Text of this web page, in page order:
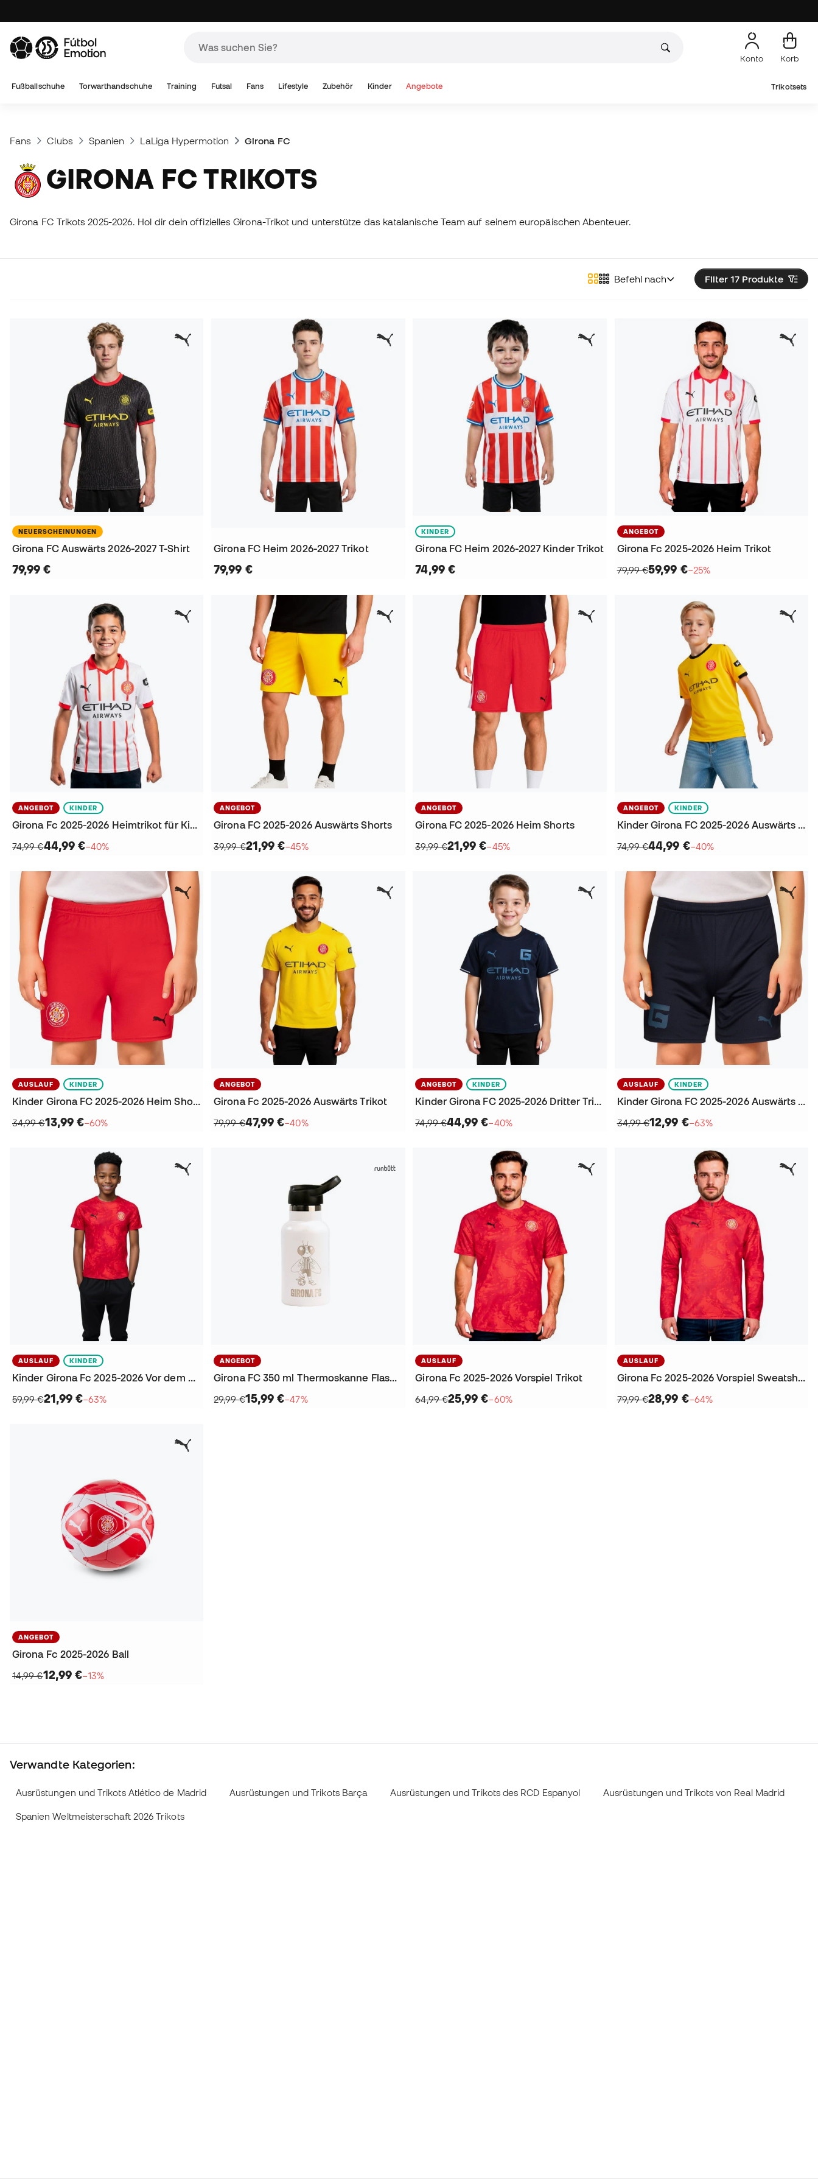
Konto Korb
Fußballschuhe Torwarthandschuhe Training Futsal Fans Lifestyle Zubehör Kinder Angebote Trikotsets
Fans Clubs Spanien LaLiga Hypermotion Girona FC
GIRONA FC TRIKOTS
Girona FC Trikots 2025-2026. Hol dir dein offizielles Girona-Trikot und unterstütze das katalanische Team auf seinem europäischen Abenteuer.
Filter 17 Produkte
Befehl nach
NEUERSCHEINUNGEN
Girona FC Auswärts 2026-2027 T-Shirt
79,99 €
Girona FC Heim 2026-2027 Trikot
79,99 €
KINDER
Girona FC Heim 2026-2027 Kinder Trikot
74,99 €
ANGEBOT
Girona Fc 2025-2026 Heim Trikot
79,99 €59,99 €−25%
ANGEBOT KINDER
Girona Fc 2025-2026 Heimtrikot für Kinder Trikot
74,99 €44,99 €−40%
ANGEBOT
Girona FC 2025-2026 Auswärts Shorts
39,99 €21,99 €−45%
ANGEBOT
Girona FC 2025-2026 Heim Shorts
39,99 €21,99 €−45%
ANGEBOT KINDER
Kinder Girona FC 2025-2026 Auswärts Trikot
74,99 €44,99 €−40%
AUSLAUF KINDER
Kinder Girona FC 2025-2026 Heim Shorts
34,99 €13,99 €−60%
ANGEBOT
Girona Fc 2025-2026 Auswärts Trikot
79,99 €47,99 €−40%
ANGEBOT KINDER
Kinder Girona FC 2025-2026 Dritter Trikot
74,99 €44,99 €−40%
AUSLAUF KINDER
Kinder Girona FC 2025-2026 Auswärts Shorts
34,99 €12,99 €−63%
AUSLAUF KINDER
Kinder Girona Fc 2025-2026 Vor dem Spiel Trikot
59,99 €21,99 €−63%
ANGEBOT
Girona FC 350 ml Thermoskanne Flasche
29,99 €15,99 €−47%
AUSLAUF
Girona Fc 2025-2026 Vorspiel Trikot
64,99 €25,99 €−60%
AUSLAUF
Girona Fc 2025-2026 Vorspiel Sweatshirt
79,99 €28,99 €−64%
ANGEBOT
Girona Fc 2025-2026 Ball
14,99 €12,99 €−13%
Verwandte Kategorien:
Ausrüstungen und Trikots Atlético de Madrid Ausrüstungen und Trikots Barça Ausrüstungen und Trikots des RCD Espanyol Ausrüstungen und Trikots von Real Madrid
Spanien Weltmeisterschaft 2026 Trikots